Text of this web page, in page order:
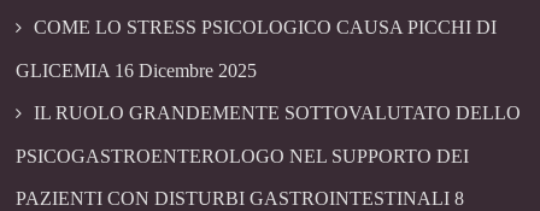
COME LO STRESS PSICOLOGICO CAUSA PICCHI DI
GLICEMIA 16 Dicembre 2025
IL RUOLO GRANDEMENTE SOTTOVALUTATO DELLO
PSICOGASTROENTEROLOGO NEL SUPPORTO DEI
PAZIENTI CON DISTURBI GASTROINTESTINALI 8